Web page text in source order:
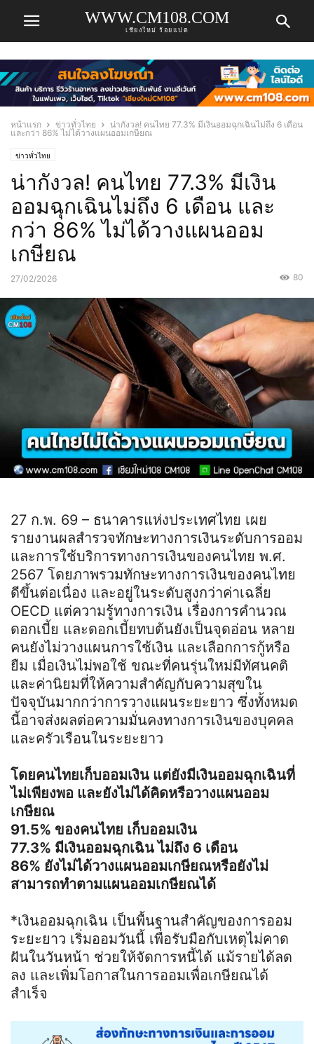
WWW.CM108.COM
เชียงใหม่ ร้อยแปด
หน้าแรก ข่าวทั่วไทย
น่ากังวล! คนไทย 77.3% มีเงินออมฉุกเฉินไม่ถึง 6 เดือน
และกว่า 86% ไม่ได้วางแผนออมเกษียณ
ข่าวทั่วไทย
น่ากังวล! คนไทย 77.3% มีเงิน
ออมฉุกเฉินไม่ถึง 6 เดือน และ
กว่า 86% ไม่ได้วางแผนออม
เกษียณ
27/02/2026 80
27 ก.พ. 69 – ธนาคารแห่งประเทศไทย เผย
รายงานผลสำรวจทักษะทางการเงินระดับการออม
และการใช้บริการทางการเงินของคนไทย พ.ศ.
2567 โดยภาพรวมทักษะทางการเงินของคนไทย
ดีขึ้นต่อเนื่อง และอยู่ในระดับสูงกว่าค่าเฉลี่ย
OECD แต่ความรู้ทางการเงิน เรื่องการคำนวณ
ดอกเบี้ย และดอกเบี้ยทบต้นยังเป็นจุดอ่อน หลาย
คนยังไม่วางแผนการใช้เงิน และเลือกการกู้หรือ
ยืม เมื่อเงินไม่พอใช้ ขณะที่คนรุ่นใหม่มีทัศนคติ
และค่านิยมที่ให้ความสำคัญกับความสุขใน
ปัจจุบันมากกว่าการวางแผนระยะยาว ซึ่งทั้งหมด
นี้อาจส่งผลต่อความมั่นคงทางการเงินของบุคคล
และครัวเรือนในระยะยาว
โดยคนไทยเก็บออมเงิน แต่ยังมีเงินออมฉุกเฉินที่
ไม่เพียงพอ และยังไม่ได้คิดหรือวางแผนออม
เกษียณ
91.5% ของคนไทย เก็บออมเงิน
77.3% มีเงินออมฉุกเฉิน ไม่ถึง 6 เดือน
86% ยังไม่ได้วางแผนออมเกษียณหรือยังไม่
สามารถทำตามแผนออมเกษียณได้
*เงินออมฉุกเฉิน เป็นพื้นฐานสำคัญของการออม
ระยะยาว เริ่มออมวันนี้ เพื่อรับมือกับเหตุไม่คาด
ฝันในวันหน้า ช่วยให้จัดการหนี้ได้ แม้รายได้ลด
ลง และเพิ่มโอกาสในการออมเพื่อเกษียณได้
สำเร็จ